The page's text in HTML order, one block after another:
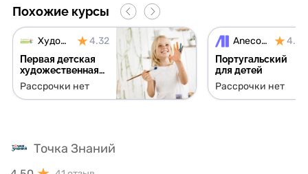
Похожие курсы
Художка.Онлайн 4.32
Первая детская
художественная
онлайн-школа
Рассрочки нет
Anecole 4.71
Португальский
для детей
Рассрочки нет
Точка Знаний